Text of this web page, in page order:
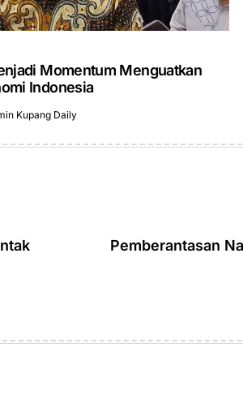
Momentum Menguatkan
Indonesia
Kupang Daily
Pemberantasan